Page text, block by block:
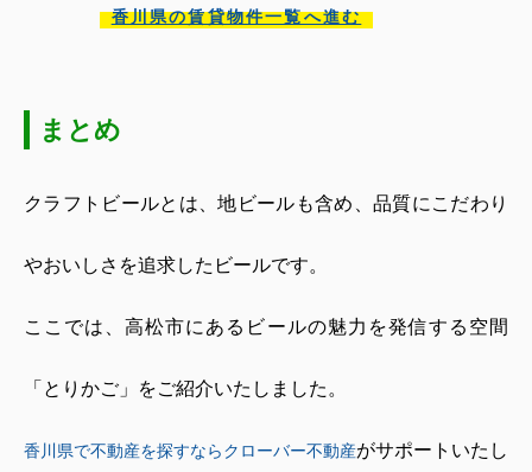
香川県の賃貸物件一覧へ進む
まとめ
クラフトビールとは、地ビールも含め、品質にこだわり
やおいしさを追求したビールです。
ここでは、高松市にあるビールの魅力を発信する空間
「とりかご」をご紹介いたしました。
香川県で不動産を探すならクローバー不動産がサポートいたし